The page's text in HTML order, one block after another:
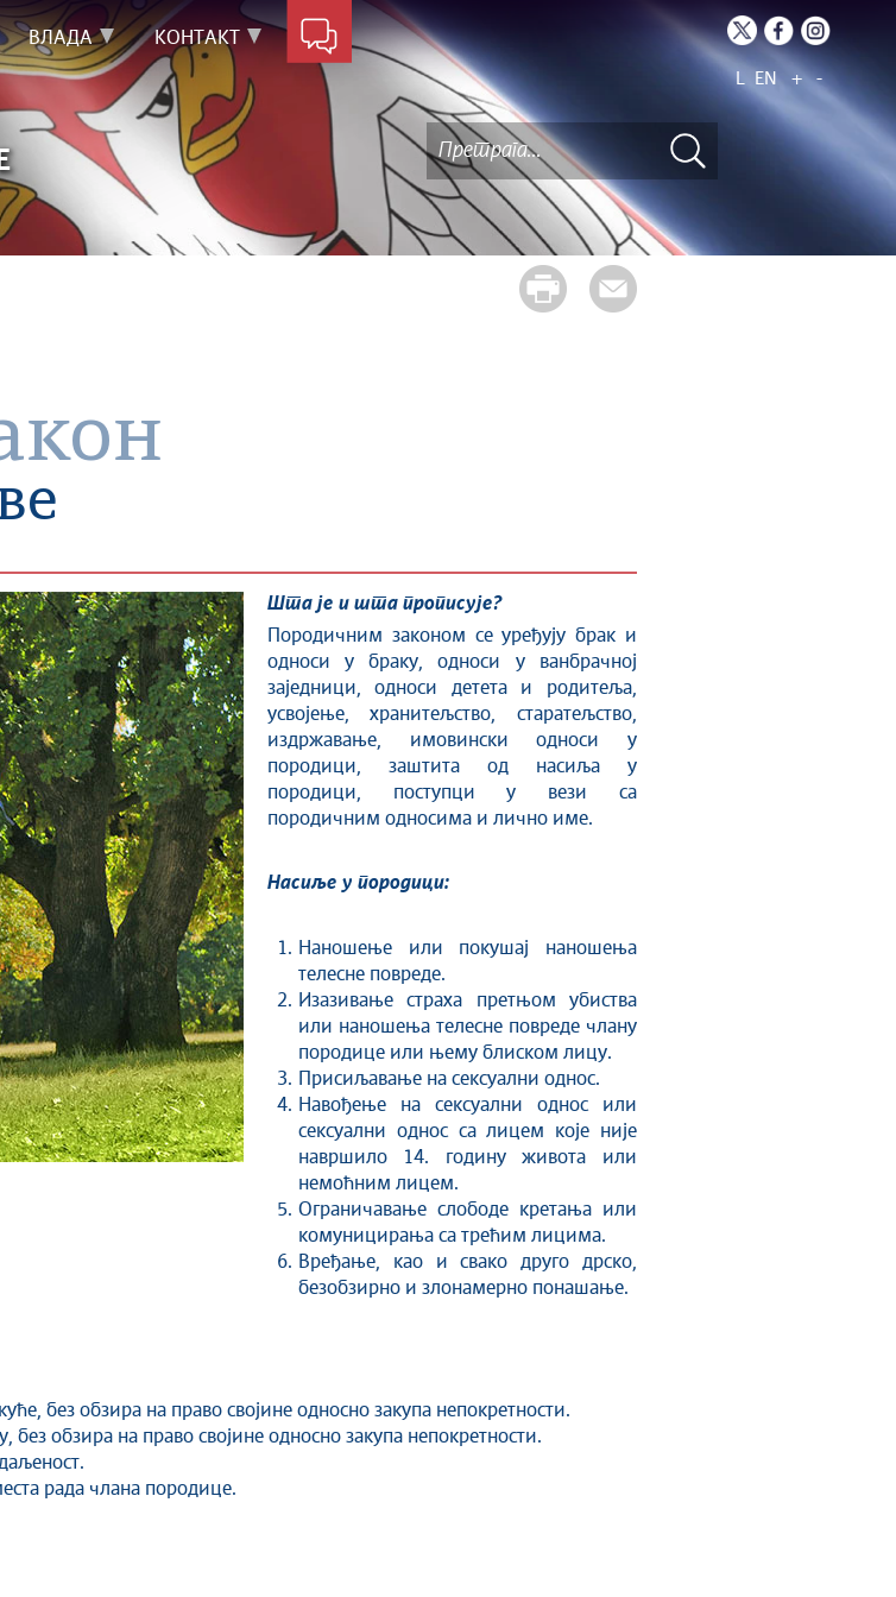
ВЛАДА КОНТАКТ
L EN + -
Шта је и шта прописује?
Породичним законом се уређују брак и
односи у браку, односи у ванбрачној
заједници, односи детета и родитеља,
усвојење, хранитељство, старатељство,
издржавање, имовински односи у
породици, заштита од насиља у
породици, поступци у вези са
породичним односима и лично име.
Насиље у породици:
Наношење или покушај наношења
телесне повреде.
Изазивање страха претњом убиства
или наношења телесне повреде члану
породице или њему блиском лицу.
Присиљавање на сексуални однос.
Навођење на сексуални однос или
сексуални однос са лицем које није
навршило 14. годину живота или
немоћним лицем.
Ограничавање слободе кретања или
комуницирања са трећим лицима.
Вређање, као и свако друго дрско,
безобзирно и злонамерно понашање.
без обзира на право својине односно закупа непокретности.
обзира на право својине односно закупа непокретности.
рада члана породице.